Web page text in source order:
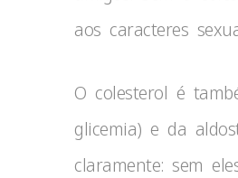
aos caracteres
O colesterol é
glicemia) e da
claramente: sem